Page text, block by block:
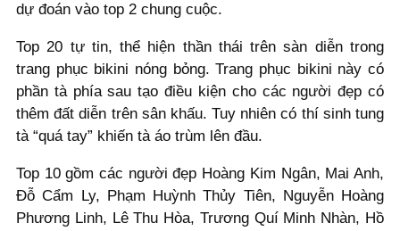
dự đoán vào top 2 chung cuộc.
Top 20 tự tin, thể hiện thần thái trên sàn diễn trong
trang phục bikini nóng bỏng. Trang phục bikini này có
phần tà phía sau tạo điều kiện cho các người đẹp có
thêm đất diễn trên sân khấu. Tuy nhiên có thí sinh tung
tà “quá tay” khiến tà áo trùm lên đầu.
Top 10 gồm các người đẹp Hoàng Kim Ngân, Mai Anh,
Đỗ Cẩm Ly, Phạm Huỳnh Thủy Tiên, Nguyễn Hoàng
Phương Linh, Lê Thu Hòa, Trương Quí Minh Nhàn, Hồ